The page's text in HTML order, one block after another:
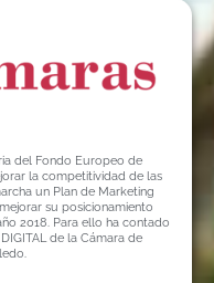
del Fondo Europeo de
la competitividad de las
un Plan de Marketing
su posicionamiento
2018. Para ello ha contado
de la Cámara de